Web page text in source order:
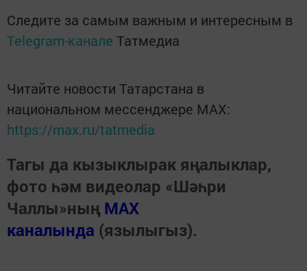
Следите за самым важным и интересным в
Telegram-канале Татмедиа
Читайте новости Татарстана в
национальном мессенджере MАХ:
https://max.ru/tatmedia
Тагы да кызыклырак яңалыклар,
фото һәм видеолар «Шәһри
Чаллы»ның MAX
каналында (язылыгыз).